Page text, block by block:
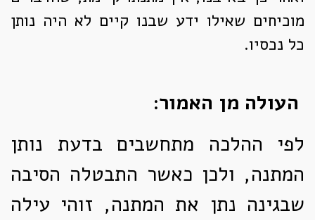
מוכיחים שאילו ידע שבנו קיים לא היה נותן
כל נכסיו.
העולה מן האמור:
לפי ההלכה מתחשבים בדעת נותן
המתנה, ולכן כאשר התבטלה הסיבה
שבגינה נתן את המתנה, זוהי עילה